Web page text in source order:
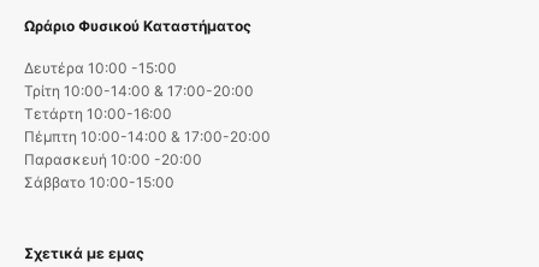
Ωράριο Φυσικού Καταστήματος
Δευτέρα 10:00 -15:00
Τρίτη 10:00-14:00 & 17:00-20:00
Τετάρτη 10:00-16:00
Πέμπτη 10:00-14:00 & 17:00-20:00
Παρασκευή 10:00 -20:00
Σάββατο 10:00-15:00
Σχετικά με εμας